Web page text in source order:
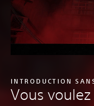
INTRODUCTION
Vous